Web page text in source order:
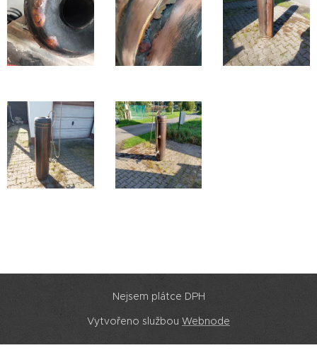
Nejsem plátce DPH
Vytvořeno službou Webnode